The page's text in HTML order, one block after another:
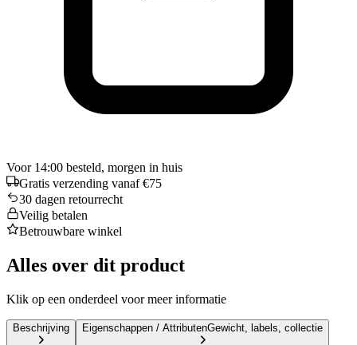
Voor 14:00 besteld, morgen in huis
Gratis verzending vanaf €75
30 dagen retourrecht
Veilig betalen
Betrouwbare winkel
Alles over dit product
Klik op een onderdeel voor meer informatie
Beschrijving Eigenschappen / AttributenGewicht, labels, collectie